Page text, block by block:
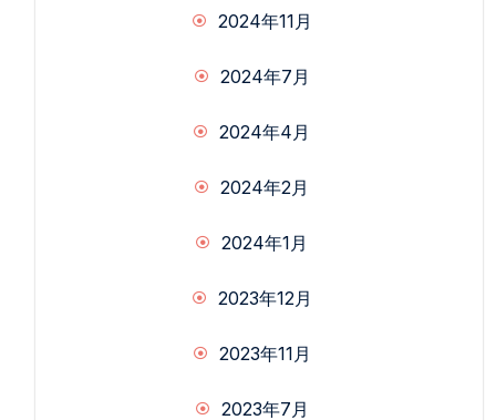
2024年11月
2024年7月
2024年4月
2024年2月
2024年1月
2023年12月
2023年11月
2023年7月